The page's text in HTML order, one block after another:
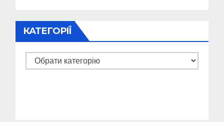
КАТЕГОРІЇ
Категорії